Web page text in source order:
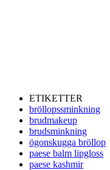
ETIKETTER
bröllopssminkning
brudmakeup
brudsminkning
ögonskugga bröllop
paese balm lipgloss
paese kashmir